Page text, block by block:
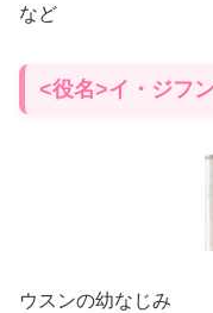
など
<役名>イ・ジフ
ウスンの幼なじみ